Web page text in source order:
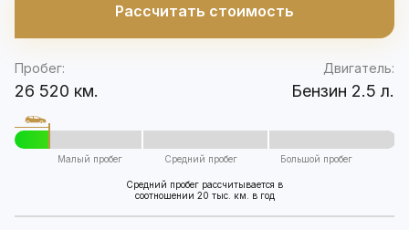
Рассчитать стоимость
Пробег:
26 520 км.
Двигатель:
Бензин 2.5 л.
Малый пробег Средний пробег Большой пробег
Средний пробег рассчитывается в
соотношении 20 тыс. км. в год